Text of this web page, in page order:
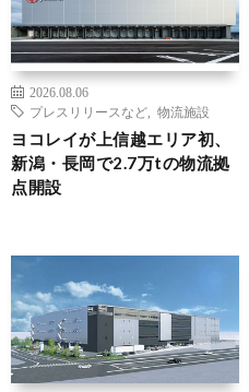
2026.08.06
プレスリリースなど
物流施設
ヨコレイが上信越エリア初、
新潟・長岡で2.7万tの物流拠
点開設